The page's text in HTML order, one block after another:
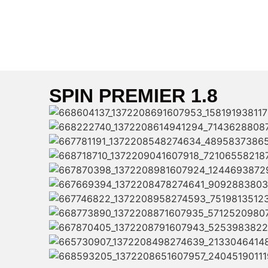
SPIN PREMIER 1.8